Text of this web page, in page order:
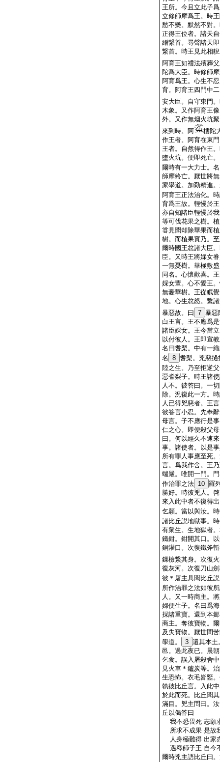
王所。今且立此子
立修師摩爲王。時
愁不樂。默然不對
正得王位者。諸天
繒繋首。尋聲諸天
繋首。時王見此相
阿育王如禮法殯葬
陀爲大臣。時修師
阿育爲王。心生不
育。阿育王四門中
安大臣。自守東門
木象。又作阿育王
外。又作無烟火坑
來到時。阿
樓陀
作王者。阿育在東
王者。自然得作王
墮火坑。便即死亡。
爾時有一大力士。
師摩終亡。厭世將
家學道。加勤精進
阿育王正法治化。
育爲王故。輕慢於
亦自知諸臣輕慢於
等可伐花果之樹。
甞見聞却除華果而
樹。而植果實乃。
爾時國王忿諸大臣
臣。又時王將婇女
一無憂樹。華極敷
同名。心懷歡喜。
婇女輩。心不愛王
無憂華樹。王從眠
地。心生忿怒。繋
暴惡故。曰 7 暴惡
白王言。王不應爲
諸臣婇女。王今當
以付彼人。王即宣
名曰耆梨。中有一
名
8 耆梨。兇惡撾
陸之生。乃至拒逆
惡耆梨子。時王諸
人不。彼答曰。一
除。況復此一方。
人已得兇惡者。王
彼答言小忍。先奉
母言。子不應行是
仁之心。即便殺父
曰。何以經久不速
事。諸使者。以是
所有罪人事應至死
言。爲我作舍。王
端嚴。唯開一門。
作治罪之法 10 羅
勝好。時彼兇人。
來入此中者不復得
乞願。當以與汝。
諸比丘説地獄事。
有衆生。生地獄者
鐵鉗。鉗開其口。
銅灌口。次復鐵斧
鏁檢繋其身。次復
復灰河。次復刀山
彼＊屠主具聞比丘
所作治罪之法如彼
人。又一時商主。
婦便生子。名曰爲
採諸重寶。還到本
商主。奪彼寶物。
及失寶物。厭世間
學道。
3 還其本土
邑。過此夜已。晨
乞食。誤入屠殺舍
見火車＊鑪炭等。
生恐怖。衣毛皆竪
執彼比丘言。入此
於此而死。比丘聞
滿目。兇主問曰。
丘以偈答曰
我不恐畏死 志願
所求不成果 是故
人身極難得 出家
遇釋師子王 自今
爾時兇主語比丘曰